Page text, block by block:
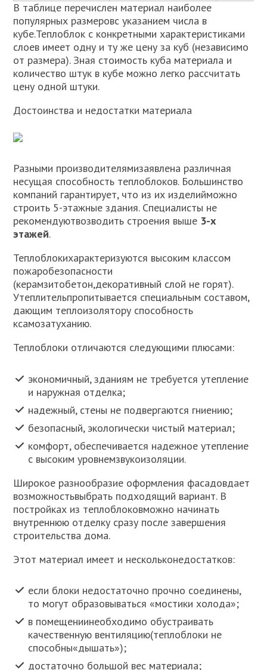
В таблице перечислен материал наиболее
популярных размеровс указанием числа в
кубе.Теплоблок с конкретными характеристиками
слоев имеет одну и ту же цену за куб (независимо
от размера). Зная стоимость куба материала и
количество штук в кубе можно легко рассчитать
цену одной штуки.
Достоинства и недостатки материала
Разными производителямизаявлена различная
несущая способность теплоблоков. Большинство
компаний гарантирует, что из их изделийможно
строить 5-этажные здания. Специалисты не
рекомендуютвозводить строения выше 3-х
этажей.
Теплоблокихарактеризуются высоким классом
пожаробезопасности
(керамзитобетон,декоративный слой не горят).
Утеплительпропитывается специальным составом,
дающим теплоизолятору способность
ксамозатуханию.
Теплоблоки отличаются следующими плюсами:
экономичный, зданиям не требуется утепление
и наружная отделка;
надежный, стены не подвергаются гниению;
безопасный, экологически чистый материал;
комфорт, обеспечивается надежное утепление
с высоким уровнемзвукоизоляции.
Широкое разнообразие оформления фасадовдает
возможностьвыбрать подходящий вариант. В
постройках из теплоблоковможно начинать
внутреннюю отделку сразу после завершения
строительства дома.
Этот материал имеет и нескольконедостатков:
если блоки недостаточно прочно соединены,
то могут образовываться «мостики холода»;
в помещениинеобходимо обустраивать
качественную вентиляцию(теплоблоки не
способны«дышать»);
достаточно большой вес материала;